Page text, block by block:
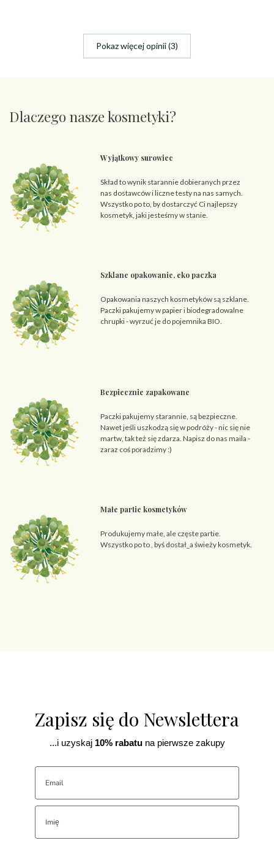
Pokaz więcej opinii (3)
Dlaczego nasze kosmetyki?
Wyjątkowy surowiec
Skład to wynik starannie dobieranych przez
nas dostawców i liczne testy na nas samych.
Wszystko po to, by dostarczyć Ci najlepszy
kosmetyk, jaki jesteśmy w stanie.
Szklane opakowanie, eko paczka
Opakowania naszych kosmetyków są szklane.
Paczki pakujemy w papier i biodegradowalne
chrupki - wyrzuć je do pojemnika BIO.
Bezpiecznie zapakowane
Paczki pakujemy starannie, są bezpieczne.
Nawet jeśli uszkodzą się w podróży - nic się nie
martw, tak też się zdarza. Napisz do nas maila -
zaraz coś poradzimy :)
Małe partie kosmetyków
Produkujemy małe, ale częste partie.
Wszystko po to , byś dostał_a świeży kosmetyk.
Zapisz się do Newslettera
...i uzyskaj10% rabatuna pierwsze zakupy